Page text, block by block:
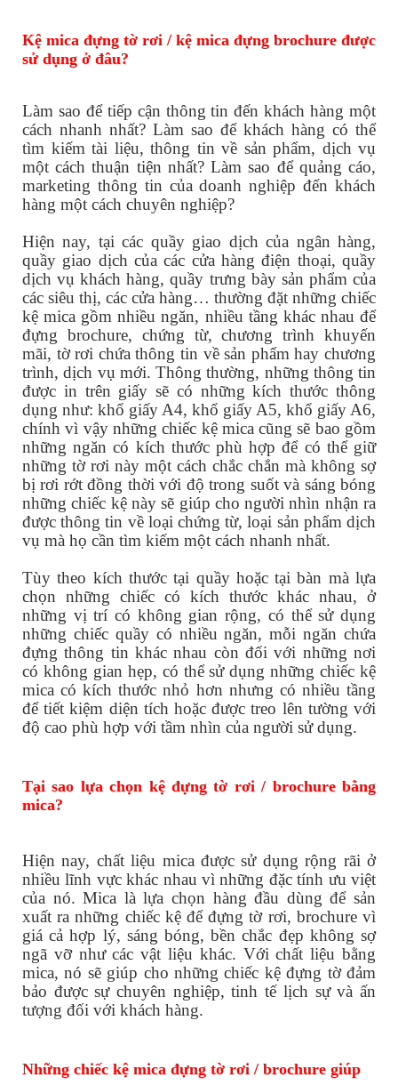
Kệ mica đựng tờ rơi / kệ mica đựng brochure được
sử dụng ở đâu?
Làm sao để tiếp cận thông tin đến khách hàng một
cách nhanh nhất? Làm sao để khách hàng có thể
tìm kiếm tài liệu, thông tin về sản phẩm, dịch vụ
một cách thuận tiện nhất? Làm sao để quảng cáo,
marketing thông tin của doanh nghiệp đến khách
hàng một cách chuyên nghiệp?
Hiện nay, tại các quầy giao dịch của ngân hàng,
quầy giao dịch của các cửa hàng điện thoại, quầy
dịch vụ khách hàng, quầy trưng bày sản phẩm của
các siêu thị, các cửa hàng… thường đặt những chiếc
kệ mica gồm nhiều ngăn, nhiều tầng khác nhau để
đựng brochure, chứng từ, chương trình khuyến
mãi, tờ rơi chứa thông tin về sản phẩm hay chương
trình, dịch vụ mới. Thông thường, những thông tin
được in trên giấy sẽ có những kích thước thông
dụng như: khổ giấy A4, khổ giấy A5, khổ giấy A6,
chính vì vậy những chiếc kệ mica cũng sẽ bao gồm
những ngăn có kích thước phù hợp để có thể giữ
những tờ rơi này một cách chắc chắn mà không sợ
bị rơi rớt đồng thời với độ trong suốt và sáng bóng
những chiếc kệ này sẽ giúp cho người nhìn nhận ra
được thông tin về loại chứng từ, loại sản phẩm dịch
vụ mà họ cần tìm kiếm một cách nhanh nhất.
Tùy theo kích thước tại quầy hoặc tại bàn mà lựa
chọn những chiếc có kích thước khác nhau, ở
những vị trí có không gian rộng, có thể sử dụng
những chiếc quầy có nhiều ngăn, mỗi ngăn chứa
đựng thông tin khác nhau còn đối với những nơi
có không gian hẹp, có thể sử dụng những chiếc kệ
mica có kích thước nhỏ hơn nhưng có nhiều tầng
để tiết kiệm diện tích hoặc được treo lên tường với
độ cao phù hợp với tầm nhìn của người sử dụng.
Tại sao lựa chọn kệ đựng tờ rơi / brochure bằng
mica?
Hiện nay, chất liệu mica được sử dụng rộng rãi ở
nhiều lĩnh vực khác nhau vì những đặc tính ưu việt
của nó. Mica là lựa chọn hàng đầu dùng để sản
xuất ra những chiếc kệ để đựng tờ rơi, brochure vì
giá cả hợp lý, sáng bóng, bền chắc đẹp không sợ
ngã vỡ như các vật liệu khác. Với chất liệu bằng
mica, nó sẽ giúp cho những chiếc kệ đựng tờ đảm
bảo được sự chuyên nghiệp, tinh tế lịch sự và ấn
tượng đối với khách hàng.
Những chiếc kệ mica đựng tờ rơi / brochure giúp